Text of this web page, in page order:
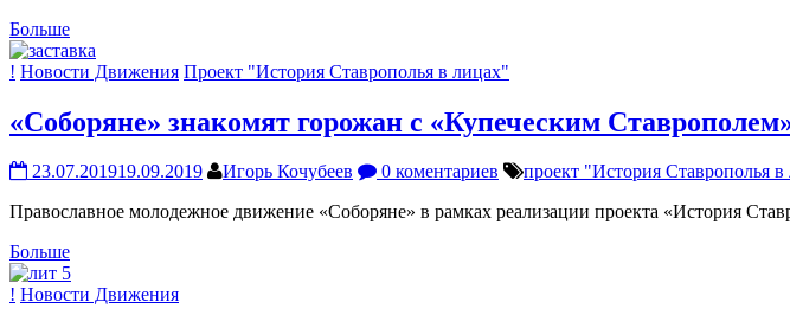
Больше
! Новости Движения Проект "История Ставрополья в лицах"
«Соборяне» знакомят горожан с «Купеческим
23.07.201919.09.2019 Игорь Кочубеев 0 коментариев
проект "История Ставрополья в
Православное молодежное движение «Соборяне» в рамках реализации проекта «История
Больше
! Новости Движения